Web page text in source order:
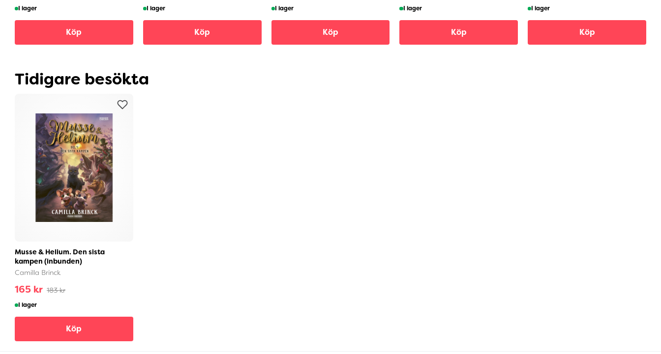
I lager
Köp
I lager
Köp
I lager
Köp
I lager
Köp
I lager
Köp
Tidigare besökta
Musse & Helium. Den sista
kampen (inbunden)
Camilla Brinck
165 kr 183 kr
I lager
Köp